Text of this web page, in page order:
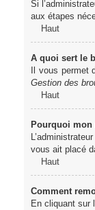
Si
aux étapes
Haut
A quoi sert le
Il vous
Gestion des
Haut
Pourquoi mon
vous ait placé
Haut
Comment
En cliquant sur